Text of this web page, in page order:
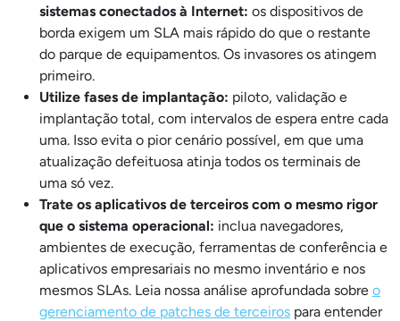
sistemas conectados à Internet: os dispositivos de
borda exigem um SLA mais rápido do que o restante
do parque de equipamentos. Os invasores os atingem
primeiro.
Utilize fases de implantação: piloto, validação e
implantação total, com intervalos de espera entre cada
uma. Isso evita o pior cenário possível, em que uma
atualização defeituosa atinja todos os terminais de
uma só vez.
Trate os aplicativos de terceiros com o mesmo rigor
que o sistema operacional: inclua navegadores,
ambientes de execução, ferramentas de conferência e
aplicativos empresariais no mesmo inventário e nos
mesmos SLAs. Leia nossa análise aprofundada sobre o
gerenciamento de patches de terceiros para entender